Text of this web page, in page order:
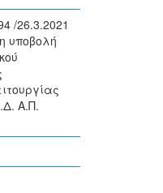
/26.3.2021
υποβολή
Α.Π.